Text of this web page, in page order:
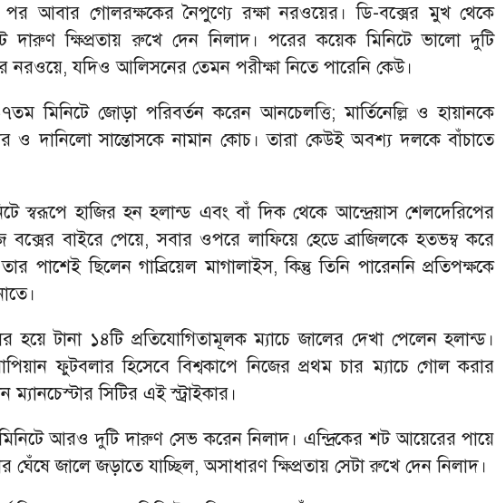
পর আবার গোলরক্ষকের নৈপুণ্যে রক্ষা নরওয়ের। ডি-বক্সের মুখ থেকে
দারুণ ক্ষিপ্রতায় রুখে দেন নিলাদ। পরের কয়েক মিনিটে ভালো দুটি
যদিও আলিসনের তেমন পরীক্ষা নিতে পারেনি কেউ।
মিনিটে জোড়া পরিবর্তন করেন আনচেলত্তি; মার্তিনেল্লি ও হায়ানকে
ও দানিলো সান্তোসকে নামান কোচ। তারা কেউই অবশ্য দলকে বাঁচাতে
স্বরূপে হাজির হন হলান্ড এবং বাঁ দিক থেকে আন্দ্রেয়াস শেলদেরিপের
বাইরে পেয়ে, সবার ওপরে লাফিয়ে হেডে ব্রাজিলকে হতভম্ব করে
পাশেই ছিলেন গাব্রিয়েল মাগালাইস, কিন্তু তিনি পারেননি প্রতিপক্ষকে
হয়ে টানা ১৪টি প্রতিযোগিতামূলক ম্যাচে জালের দেখা পেলেন হলান্ড।
ফুটবলার হিসেবে বিশ্বকাপে নিজের প্রথম চার ম্যাচে গোল করার
ম্যানচেস্টার সিটির এই স্ট্রাইকার।
আরও দুটি দারুণ সেভ করেন নিলাদ। এন্দ্রিকের শট আয়েরের পায়ে
ঘেঁষে জালে জড়াতে যাচ্ছিল, অসাধারণ ক্ষিপ্রতায় সেটা রুখে দেন নিলাদ।